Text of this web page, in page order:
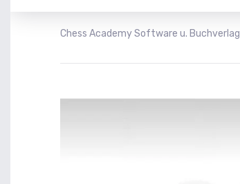
Chess Academy Software u. Buchverlag